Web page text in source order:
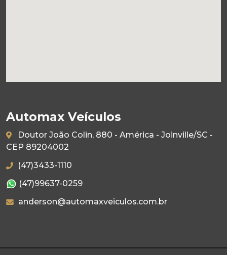
Automax Veículos
Doutor João Colin, 880 - América - Joinville/SC -
CEP 89204002
(47)3433-1110
(47)99637-0259
anderson@automaxveiculos.com.br